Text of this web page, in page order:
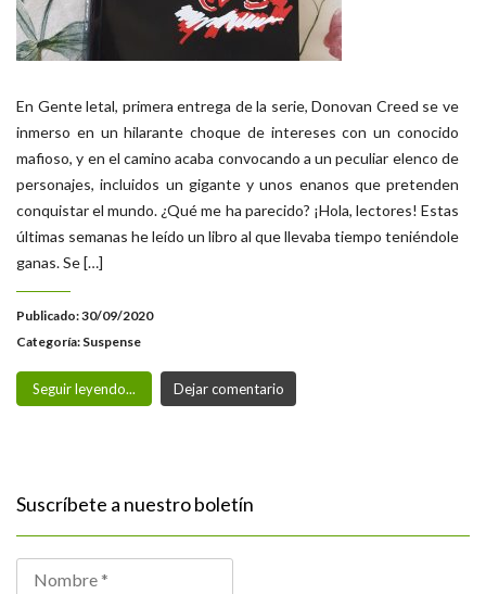
En Gente letal, primera entrega de la serie, Donovan Creed se ve
inmerso en un hilarante choque de intereses con un conocido
mafioso, y en el camino acaba convocando a un peculiar elenco de
personajes, incluidos un gigante y unos enanos que pretenden
conquistar el mundo. ¿Qué me ha parecido? ¡Hola, lectores! Estas
últimas semanas he leído un libro al que llevaba tiempo teniéndole
ganas. Se […]
Publicado: 30/09/2020
Categoría: Suspense
Seguir leyendo... Dejar comentario
Suscríbete a nuestro boletín